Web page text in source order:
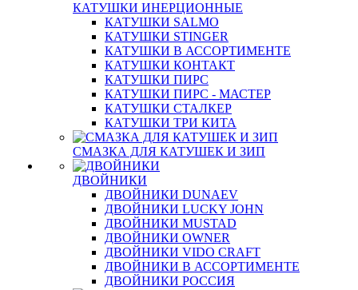
КАТУШКИ ИНЕРЦИОННЫЕ
КАТУШКИ SALMO
КАТУШКИ STINGER
КАТУШКИ В АССОРТИМЕНТЕ
КАТУШКИ КОНТАКТ
КАТУШКИ ПИРС
КАТУШКИ ПИРС - МАСТЕР
КАТУШКИ СТАЛКЕР
КАТУШКИ ТРИ КИТА
СМАЗКА ДЛЯ КАТУШЕК И ЗИП
ДВОЙНИКИ
ДВОЙНИКИ DUNAEV
ДВОЙНИКИ LUCKY JOHN
ДВОЙНИКИ MUSTAD
ДВОЙНИКИ OWNER
ДВОЙНИКИ VIDO CRAFT
ДВОЙНИКИ В АССОРТИМЕНТЕ
ДВОЙНИКИ РОССИЯ